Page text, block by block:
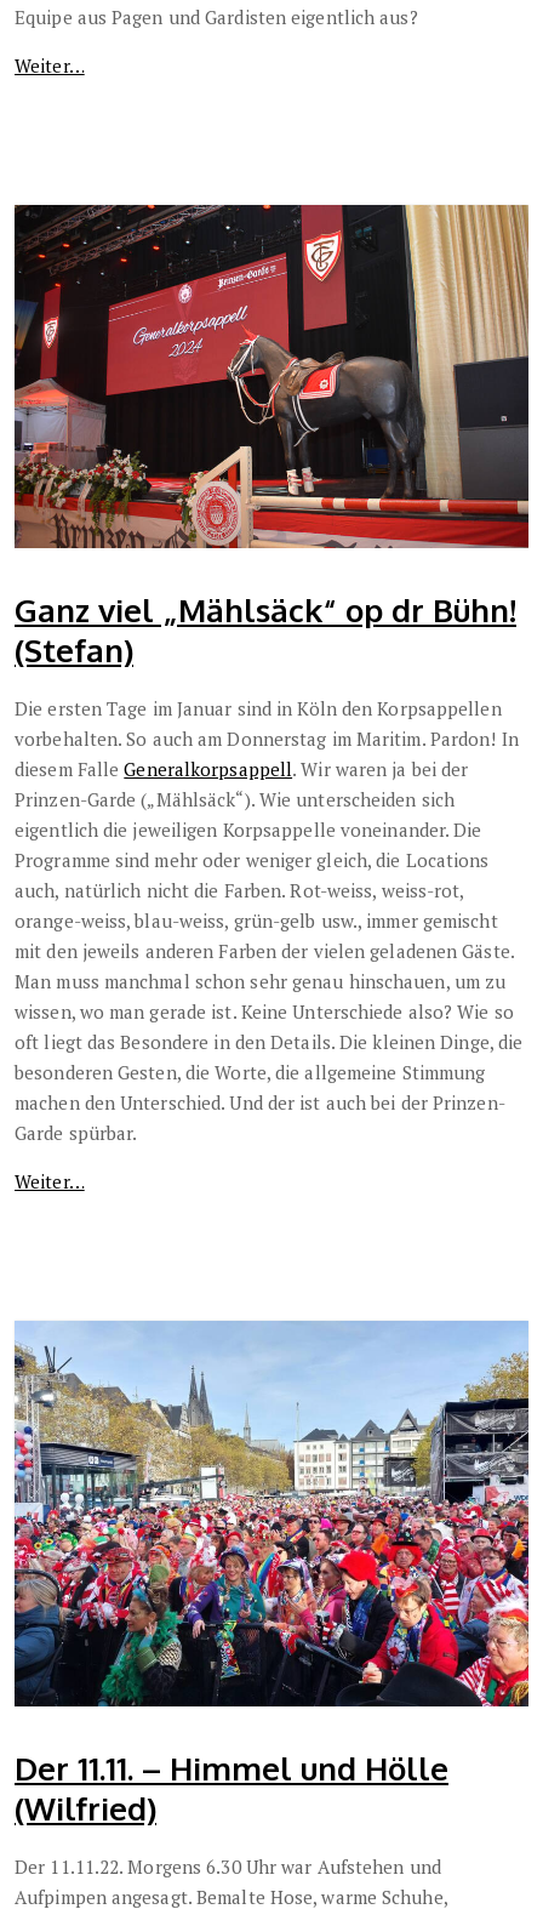
Equipe aus Pagen und Gardisten eigentlich aus?
Weiter…
Ganz viel „Mählsäck“ op dr Bühn!
(Stefan)
Die ersten Tage im Januar sind in Köln den Korpsappellen
vorbehalten. So auch am Donnerstag im Maritim. Pardon! In
diesem FalleGeneralkorpsappell. Wir waren ja bei der
Prinzen-Garde („Mählsäck“). Wie unterscheiden sich
eigentlich die jeweiligen Korpsappelle voneinander. Die
Programme sind mehr oder weniger gleich, die Locations
auch, natürlich nicht die Farben. Rot-weiss, weiss-rot,
orange-weiss, blau-weiss, grün-gelb usw., immer gemischt
mit den jeweils anderen Farben der vielen geladenen Gäste.
Man muss manchmal schon sehr genau hinschauen, um zu
wissen, wo man gerade ist. Keine Unterschiede also? Wie so
oft liegt das Besondere in den Details. Die kleinen Dinge, die
besonderen Gesten, die Worte, die allgemeine Stimmung
machen den Unterschied. Und der ist auch bei der Prinzen-
Garde spürbar.
Weiter…
Der 11.11. – Himmel und Hölle
(Wilfried)
Der 11.11.22. Morgens 6.30 Uhr war Aufstehen und
Aufpimpen angesagt. Bemalte Hose, warme Schuhe,